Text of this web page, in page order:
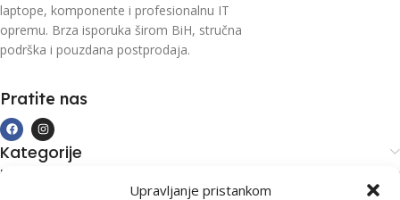
Upravljanje pristankom
laptope, komponente i profesionalnu IT
opremu. Brza isporuka širom BiH, stručna
podrška i pouzdana postprodaja.
Pratite nas
Kategorije
Kupovina i podrška